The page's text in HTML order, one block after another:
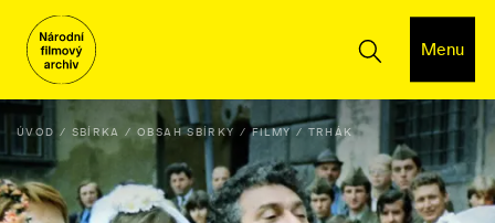
Menu
ÚVOD SBÍRKA OBSAH SBÍRKY FILMY TRHÁK